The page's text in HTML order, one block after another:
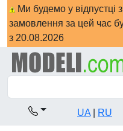
Ми будемо у відпустці
замовлення за цей час
з 20.08.2026
UA RU